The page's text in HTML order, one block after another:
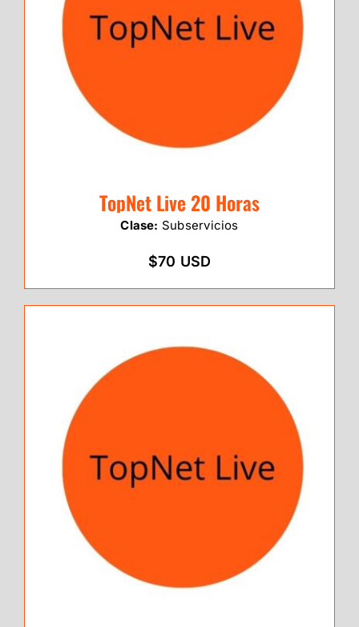
TopNet Live 20 Horas
Clase: Subservicios
$70 USD